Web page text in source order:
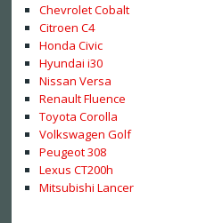
Chevrolet Cobalt
Citroen C4
Honda Civic
Hyundai i30
Nissan Versa
Renault Fluence
Toyota Corolla
Volkswagen Golf
Peugeot 308
Lexus CT200h
Mitsubishi Lancer